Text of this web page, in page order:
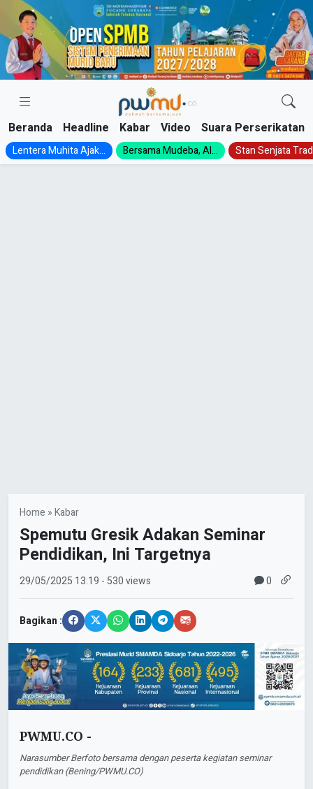
Skip
content
Beranda Headline Kabar Video Suara Perserikatan
Lentera Muhita Ajak... Bersama Mudeba, Al... Stan Senjata
Home »Kabar
Spemutu Gresik Adakan Seminar
Pendidikan, Ini Targetnya
29/05/2025 13:19 - 530 views 0
Bagikan :
PWMU.CO -
Narasumber Berfoto bersama dengan peserta kegiatan seminar
pendidikan (Bening/PWMU.CO)